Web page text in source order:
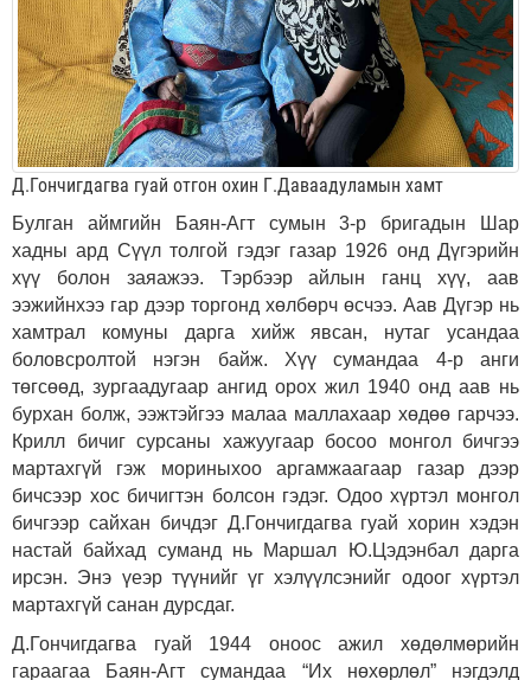
Д.Гончигдагва гуай отгон охин Г.Даваадуламын хамт
Булган аймгийн Баян-Агт сумын 3-р бригадын Шар
хадны ард Сүүл толгой гэдэг газар 1926 онд Дүгэрийн
хүү болон заяажээ. Тэрбээр айлын ганц хүү, аав
ээжийнхээ гар дээр торгонд хөлбөрч өсчээ. Аав Дүгэр нь
хамтрал комуны дарга хийж явсан, нутаг усандаа
боловсролтой нэгэн байж. Хүү сумандаа 4-р анги
төгсөөд, зургаадугаар ангид орох жил 1940 онд аав нь
бурхан болж, ээжтэйгээ малаа маллахаар хөдөө гарчээ.
Крилл бичиг сурсаны хажуугаар босоо монгол бичгээ
мартахгүй гэж мориныхоо аргамжаагаар газар дээр
бичсээр хос бичигтэн болсон гэдэг. Одоо хүртэл монгол
бичгээр сайхан бичдэг Д.Гончигдагва гуай хорин хэдэн
настай байхад суманд нь Маршал Ю.Цэдэнбал дарга
ирсэн. Энэ үеэр түүнийг үг хэлүүлсэнийг одоог хүртэл
мартахгүй санан дурсдаг.
Д.Гончигдагва гуай 1944 оноос ажил хөдөлмөрийн
гараагаа Баян-Агт сумандаа “Их нөхөрлөл” нэгдэлд